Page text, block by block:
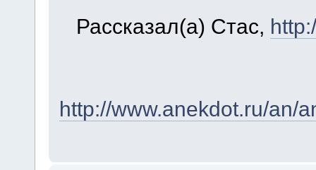
Рассказал(a) Стас,
http://www.anekdot.ru/an/